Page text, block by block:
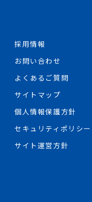
採用情報
お問い合わせ
よくあるご質問
サイトマップ
個人情報保護方針
セキュリティポリシー
サイト運営方針